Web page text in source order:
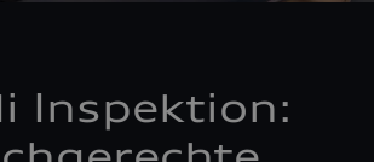
Inspektion: